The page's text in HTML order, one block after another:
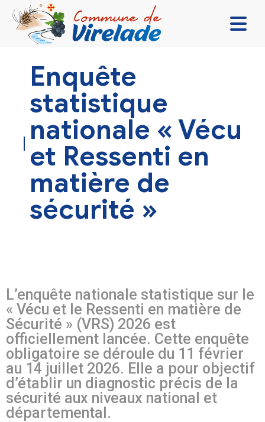
VIVRE ENSEMBLE
SE DIVERTIR
DÉCOUVRIR
CONTACT
Enquête
statistique
nationale « Vécu
et Ressenti en
matière de
sécurité »
L’enquête nationale statistique sur le
« Vécu et le Ressenti en matière de
Sécurité » (VRS) 2026 est
officiellement lancée. Cette enquête
obligatoire se déroule du 11 février
au 14 juillet 2026. Elle a pour objectif
d’établir un diagnostic précis de la
sécurité aux niveaux national et
départemental.